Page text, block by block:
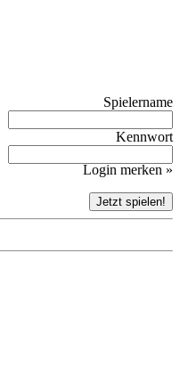
Spielername
Kennwort
Login merken »